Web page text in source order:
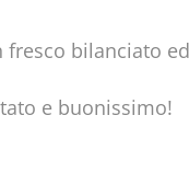
bilanciato
e buonissimo!